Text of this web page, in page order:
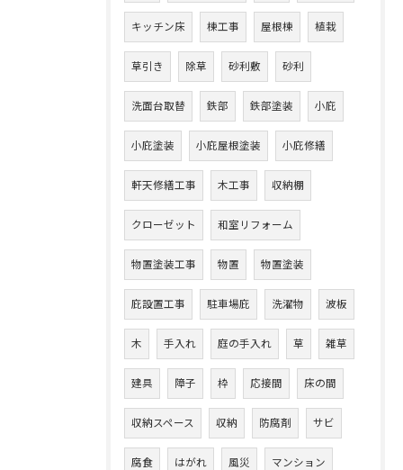
キッチン床 棟工事 屋根棟 植栽
草引き 除草 砂利敷 砂利
洗面台取替 鉄部 鉄部塗装 小庇
小庇塗装 小庇屋根塗装 小庇修繕
軒天修繕工事 木工事 収納棚
クローゼット 和室リフォーム
物置塗装工事 物置 物置塗装
庇設置工事 駐車場庇 洗濯物 波板
木 手入れ 庭の手入れ 草 雑草
建具 障子 枠 応接間 床の間
収納スペース 収納 防腐剤 サビ
腐食 はがれ 風災 マンション